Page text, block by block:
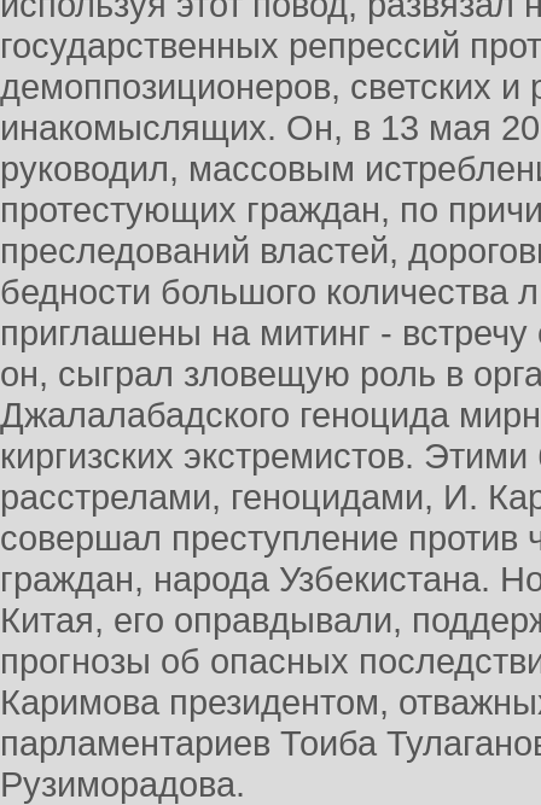
государственных репрессий
демоппозиционеров, светских и
инакомыслящих. Он, в 13 мая
руководил, массовым
протестующих граждан, по
преследований властей,
бедности большого
приглашены на митинг -
он, сыграл зловещую роль в
Джалалабадского геноцида
киргизских экстремистов.
расстрелами, геноцидами, И.
совершал преступление против
граждан, народа Узбекистана.
Китая, его оправдывали,
прогнозы об опасных
Каримова президентом,
парламентариев Тоиба
Рузиморадова.